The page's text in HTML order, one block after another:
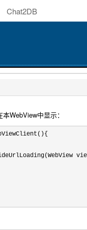
Chat2DB
WebView中显示：